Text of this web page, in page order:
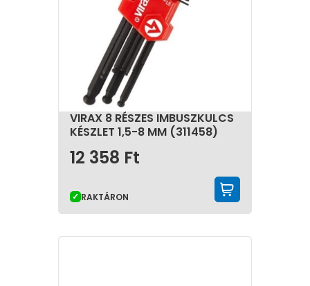
VIRAX 8 RÉSZES IMBUSZKULCS
KÉSZLET 1,5-8 MM (311458)
12 358 Ft
RAKTÁRON